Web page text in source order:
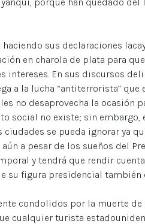
sus declaraciones
en charola de plata para
intereses. En sus discursos
a la lucha “antiterrorista”
no desaprovecha la ocasión
social no existe; sin
ciudades se pueda ignorar ya
a pesar de los sueños del
y tendrá que rendir
su figura presidencial también
condolidos por la muerte de
cualquier turista